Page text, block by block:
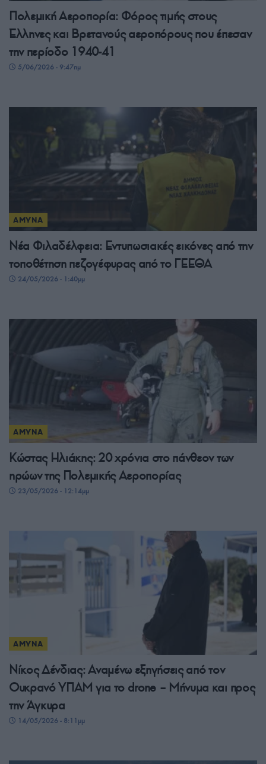
Πολεμική Αεροπορία: Φόρος τιμής στους
Έλληνες και Βρετανούς αεροπόρους που έπεσαν
την περίοδο 1940-41
5/06/2026 - 9:47πμ
ΑΜΥΝΑ
Νέα Φιλαδέλφεια: Εντυπωσιακές εικόνες από την
τοποθέτηση πεζογέφυρας από το ΓΕΕΘΑ
24/05/2026 - 1:40μμ
ΑΜΥΝΑ
Κώστας Ηλιάκης: 20 χρόνια στο πάνθεον των
ηρώων της Πολεμικής Αεροπορίας
23/05/2026 - 12:14μμ
ΑΜΥΝΑ
Νίκος Δένδιας: Αναμένω εξηγήσεις από τον
Ουκρανό ΥΠΑΜ για το drone – Μήνυμα και προς
την Άγκυρα
14/05/2026 - 8:11μμ